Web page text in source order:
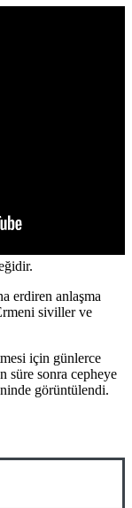
erdiren anlaşma
siviller ve
için günlerce
süre sonra cepheye
görüntülendi.